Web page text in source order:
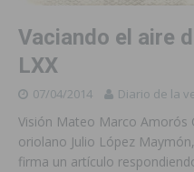
Vaciando el aire
LXX
07/04/2014 Diario de la
Visión Mateo Marco Amorós
oriolano Julio López
firma un artículo